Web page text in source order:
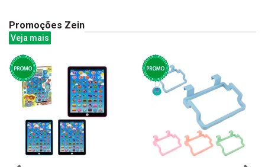
Promoções Zein
Veja mais